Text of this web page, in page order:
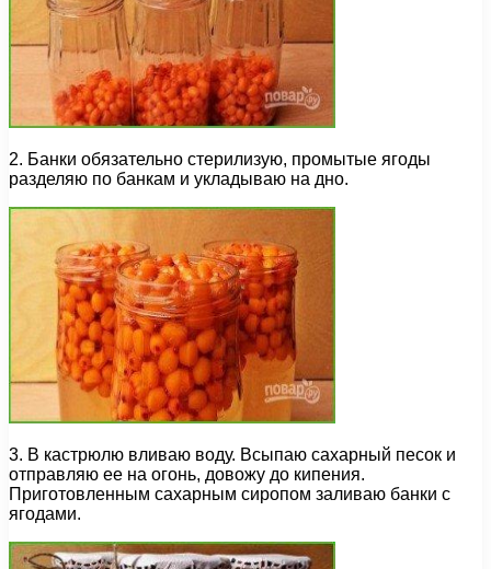
2. Банки обязательно стерилизую, промытые ягоды
разделяю по банкам и укладываю на дно.
3. В кастрюлю вливаю воду. Всыпаю сахарный песок и
отправляю ее на огонь, довожу до кипения.
Приготовленным сахарным сиропом заливаю банки с
ягодами.